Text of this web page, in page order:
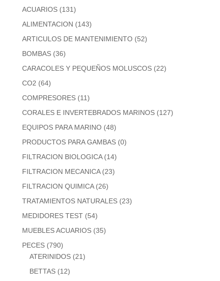
ACUARIOS (131)
ALIMENTACION (143)
ARTICULOS DE MANTENIMIENTO (52)
BOMBAS (36)
CARACOLES Y PEQUEÑOS MOLUSCOS (22)
CO2 (64)
COMPRESORES (11)
CORALES E INVERTEBRADOS MARINOS (127)
EQUIPOS PARA MARINO (48)
PRODUCTOS PARA GAMBAS (0)
FILTRACION BIOLOGICA (14)
FILTRACION MECANICA (23)
FILTRACION QUIMICA (26)
TRATAMIENTOS NATURALES (23)
MEDIDORES TEST (54)
MUEBLES ACUARIOS (35)
PECES (790)
ATERINIDOS (21)
BETTAS (12)